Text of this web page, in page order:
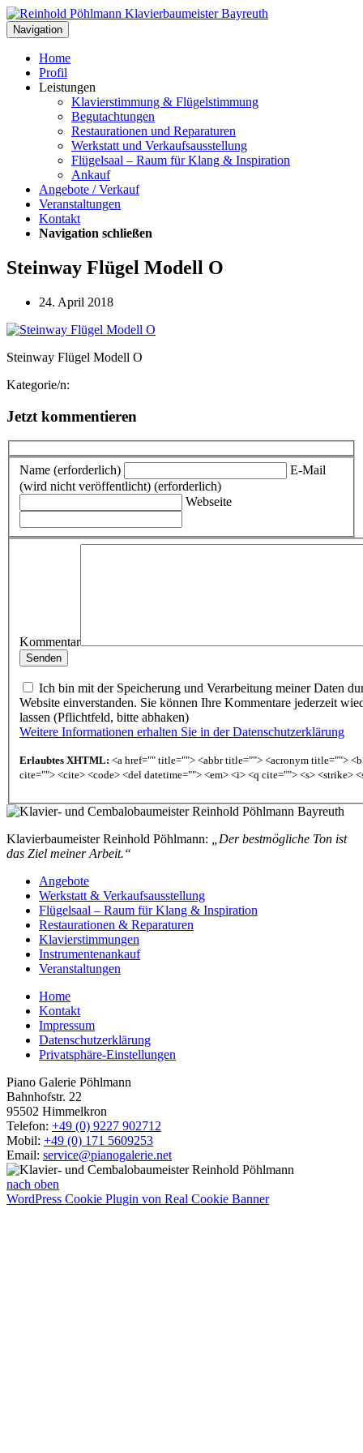
Navigation
Home
Profil
Leistungen
Klavierstimmung & Flügelstimmung
Begutachtungen
Restaurationen und Reparaturen
Werkstatt und Verkaufsausstellung
Flügelsaal – Raum für Klang & Inspiration
Ankauf
Angebote / Verkauf
Veranstaltungen
Kontakt
Navigation schließen
Steinway Flügel Modell O
24. April 2018
Steinway Flügel Modell O
Kategorie/n:
Jetzt kommentieren
Name (erforderlich)
E-Mail
(wird nicht veröffentlicht) (erforderlich)
Webseite
Kommentar
Ich bin mit der Speicherung und Verarbeitung meiner Daten
Website einverstanden. Sie können Ihre Kommentare jederzeit
lassen (Pflichtfeld, bitte abhaken)
Weitere Informationen erhalten Sie in der Datenschutzerklärung
Erlaubtes XHTML: <a href="" title=""> <abbr title=""> <acronym title="">
cite=""> <cite> <code> <del datetime=""> <em> <i> <q cite=""> <s> <strike>
Klavierbaumeister Reinhold Pöhlmann:
„Der bestmögliche Ton ist
das Ziel meiner Arbeit.“
Angebote
Werkstatt & Verkaufsausstellung
Flügelsaal – Raum für Klang & Inspiration
Restaurationen & Reparaturen
Klavierstimmungen
Instrumentenankauf
Veranstaltungen
Home
Kontakt
Impressum
Datenschutzerklärung
Privatsphäre-Einstellungen
Piano Galerie Pöhlmann
Bahnhofstr. 22
95502 Himmelkron
Telefon: +49 (0) 9227 902712
Mobil: +49 (0) 171 5609253
Email: service@pianogalerie.net
nach oben
WordPress Cookie Plugin von Real Cookie Banner